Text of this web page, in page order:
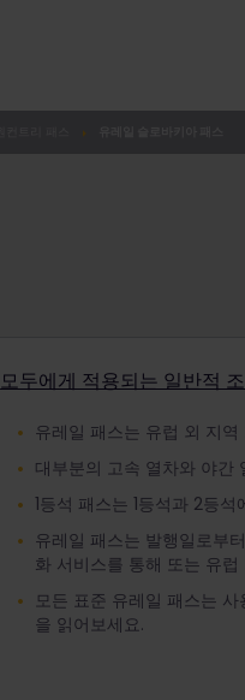
모두에게 적용되는 일반적
유레일 패스는 유럽 외 지
대부분의 고속 열차와 야간
1등석 패스는 1등석과 2등
유레일 패스는 발행일로부
화 서비스를 통해 또는 유
모든 표준 유레일 패스는
을 읽어보세요.